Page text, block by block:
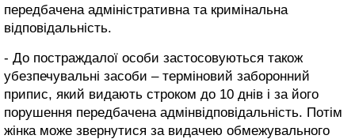
передбачена адміністративна та кримінальна
відповідальність.
- До постраждалої особи застосовуються також
убезпечувальні засоби – терміновий заборонний
припис, який видають строком до 10 днів і за його
порушення передбачена адмінвідповідальність. Потім
жінка може звернутися за видачею обмежувального